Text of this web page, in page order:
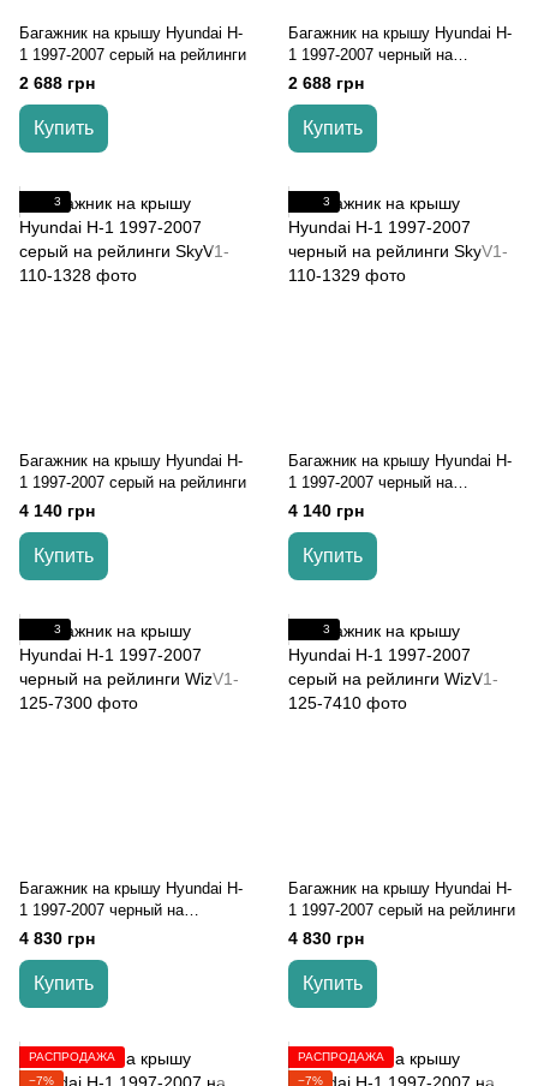
Багажник на крышу Hyundai H-
1 1997-2007 серый на рейлинги
2 688 грн
Купить
Багажник на крышу Hyundai H-
1 1997-2007 черный на
рейлинги
2 688 грн
Купить
3
Багажник на крышу Hyundai H-
1 1997-2007 серый на рейлинги
4 140 грн
Купить
3
Багажник на крышу Hyundai H-
1 1997-2007 черный на
рейлинги
4 140 грн
Купить
3
Багажник на крышу Hyundai H-
1 1997-2007 черный на
рейлинги
4 830 грн
Купить
3
Багажник на крышу Hyundai H-
1 1997-2007 серый на рейлинги
4 830 грн
Купить
РАСПРОДАЖА
−7%
РАСПРОДАЖА
−7%